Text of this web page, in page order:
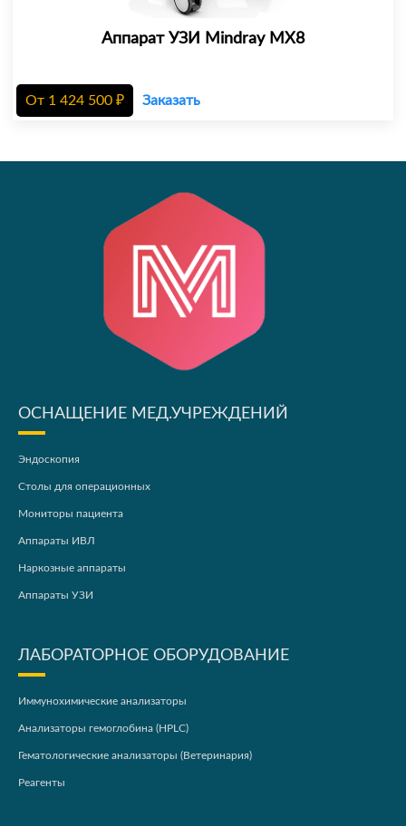
Аппарат УЗИ Mindray MX8
От 1 424 500 ₽ Заказать
ОСНАЩЕНИЕ МЕД.УЧРЕЖДЕНИЙ
Эндоскопия
Столы для операционных
Мониторы пациента
Аппараты ИВЛ
Наркозные аппараты
Аппараты УЗИ
ЛАБОРАТОРНОЕ ОБОРУДОВАНИЕ
Иммунохимические анализаторы
Анализаторы гемоглобина (HPLC)
Гематологические анализаторы (Ветеринария)
Реагенты